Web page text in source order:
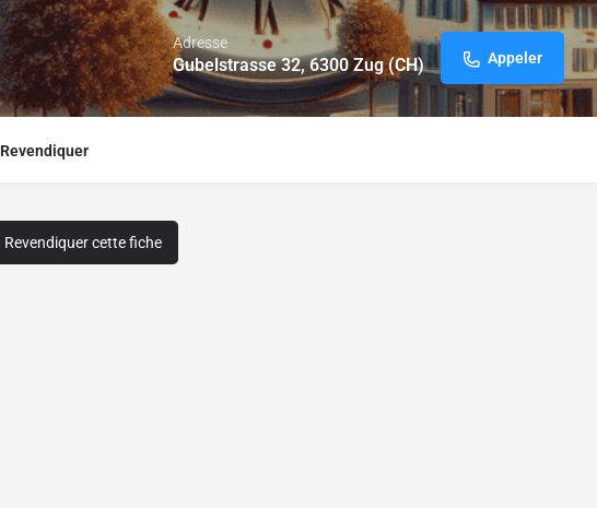
Adresse
Gubelstrasse 32, 6300 Zug (CH) Appeler
Revendiquer
Revendiquer cette fiche